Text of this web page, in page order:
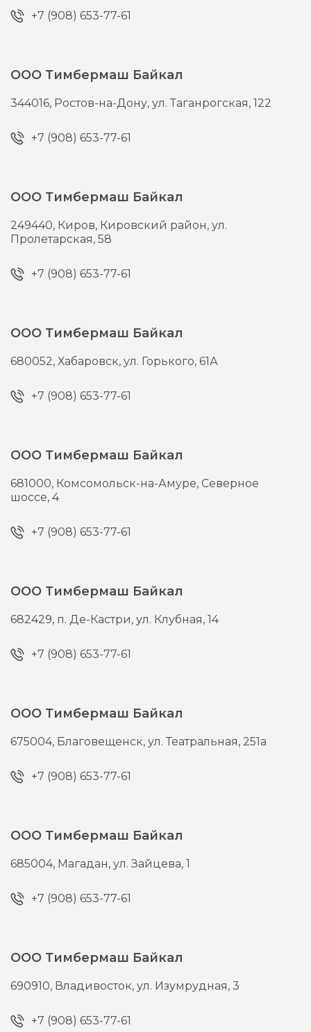
+7 (908) 653-77-61
ООО Тимбермаш Байкал
344016, Ростов-на-Дону,ул. Таганрогская, 122
+7 (908) 653-77-61
ООО Тимбермаш Байкал
249440, Киров, Кировский район, ул.
Пролетарская, 58
+7 (908) 653-77-61
ООО Тимбермаш Байкал
680052,Хабаровск,ул. Горького, 61А
+7 (908) 653-77-61
ООО Тимбермаш Байкал
681000, Комсомольск-на-Амуре, Северное
шоссе, 4
+7 (908) 653-77-61
ООО Тимбермаш Байкал
682429, п. Де-Кастри,ул. Клубная, 14
+7 (908) 653-77-61
ООО Тимбермаш Байкал
675004, Благовещенск,ул. Театральная, 251а
+7 (908) 653-77-61
ООО Тимбермаш Байкал
685004, Магадан,ул. Зайцева, 1
+7 (908) 653-77-61
ООО Тимбермаш Байкал
690910, Владивосток,ул. Изумрудная, 3
+7 (908) 653-77-61